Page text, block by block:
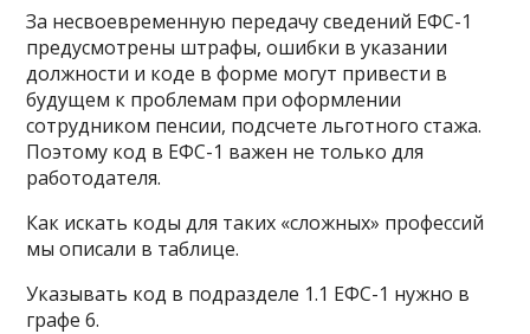
За несвоевременную передачу сведений ЕФС-1
предусмотрены штрафы, ошибки в указании
должности и коде в форме могут привести в
будущем к проблемам при оформлении
сотрудником пенсии, подсчете льготного стажа.
Поэтому код в ЕФС-1 важен не только для
работодателя.
Как искать коды для таких «сложных» профессий
мы описали в таблице.
Указывать код в подразделе 1.1 ЕФС-1 нужно в
графе 6.